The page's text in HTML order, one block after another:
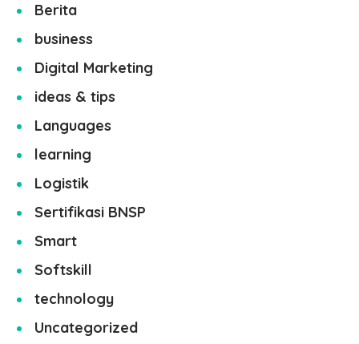
Berita
business
Digital Marketing
ideas & tips
Languages
learning
Logistik
Sertifikasi BNSP
Smart
Softskill
technology
Uncategorized